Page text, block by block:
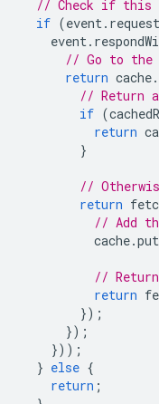
// Check if this
if (event . request
event .
// Go to the
return cache.
// Return a
if (
return
}
//
return
// Add
cache.put
//
return
});
});
}));
} else {
return ;